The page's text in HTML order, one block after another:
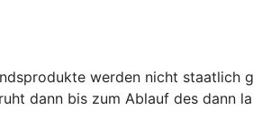
werden nicht staatlich
dann bis zum Ablauf des dann